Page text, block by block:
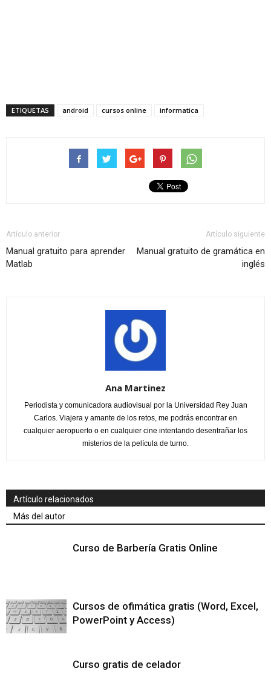
ETIQUETAS android cursos online informatica
Artículo anterior
Manual gratuito para aprender
Matlab
Artículo siguiente
Manual gratuito de gramática en
inglés
Ana Martinez
Periodista y comunicadora audiovisual por la Universidad Rey Juan
Carlos. Viajera y amante de los retos, me podrás encontrar en
cualquier aeropuerto o en cualquier cine intentando desentrañar los
misterios de la película de turno.
Artículo relacionados
Más del autor
Curso de Barbería Gratis Online
Cursos de ofimática gratis (Word, Excel,
PowerPoint y Access)
Curso gratis de celador